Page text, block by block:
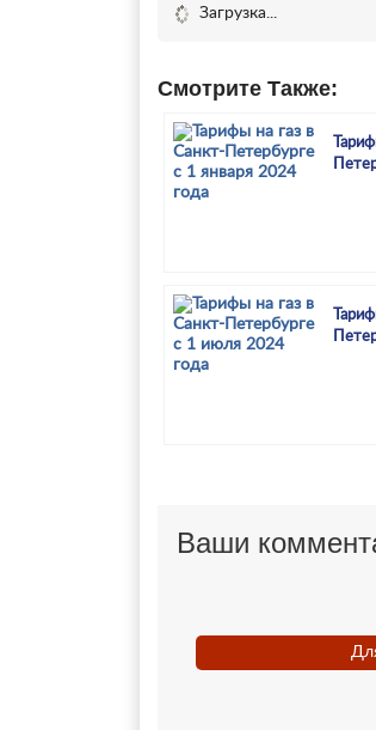
Загрузка...
Смотрите Также:
Ваши